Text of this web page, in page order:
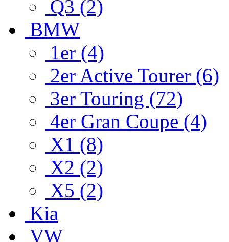
Q3 (2)
BMW
1er (4)
2er Active Tourer (6)
3er Touring (72)
4er Gran Coupe (4)
X1 (8)
X2 (2)
X5 (2)
Kia
VW